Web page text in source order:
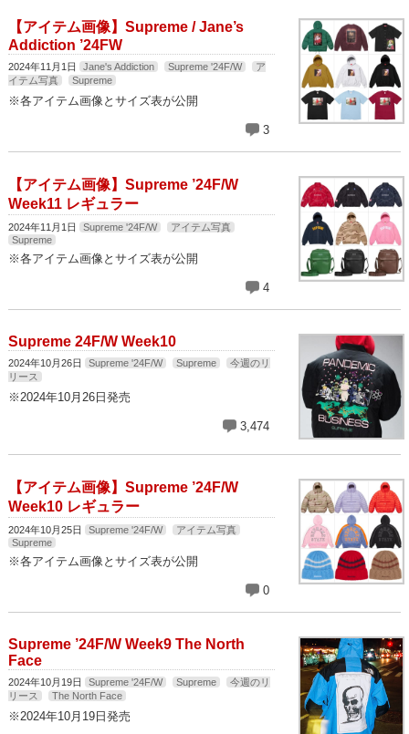
【アイテム画像】Supreme / Jane’s
Addiction ’24FW
2024年11月1日 Jane's Addiction Supreme '24F/W
ア
イテム写真
Supreme
※各アイテム画像とサイズ表が公開
3
【アイテム画像】Supreme ’24F/W
Week11 レギュラー
2024年11月1日 Supreme '24F/W
アイテム写真
Supreme
※各アイテム画像とサイズ表が公開
4
Supreme 24F/W Week10
2024年10月26日 Supreme '24F/W Supreme
今週のリ
リース
※2024年10月26日発売
3,474
【アイテム画像】Supreme ’24F/W
Week10 レギュラー
2024年10月25日 Supreme '24F/W
アイテム写真
Supreme
※各アイテム画像とサイズ表が公開
0
Supreme ’24F/W Week9 The North
Face
2024年10月19日 Supreme '24F/W Supreme
今週のリ
リース
The North Face
※2024年10月19日発売